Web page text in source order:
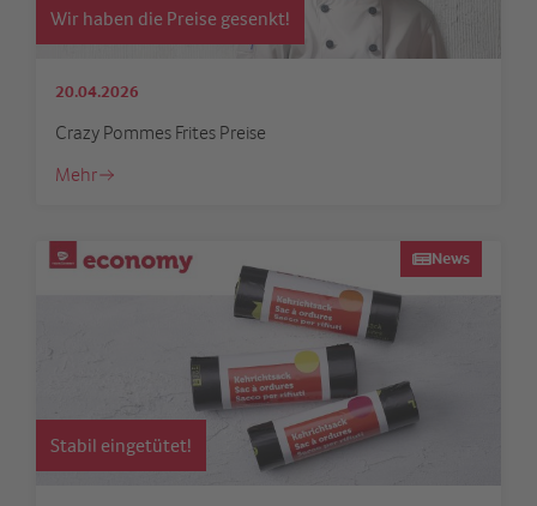
Wir haben die Preise gesenkt!
20.04.2026
Crazy Pommes Frites Preise
Mehr
News
Stabil eingetütet!